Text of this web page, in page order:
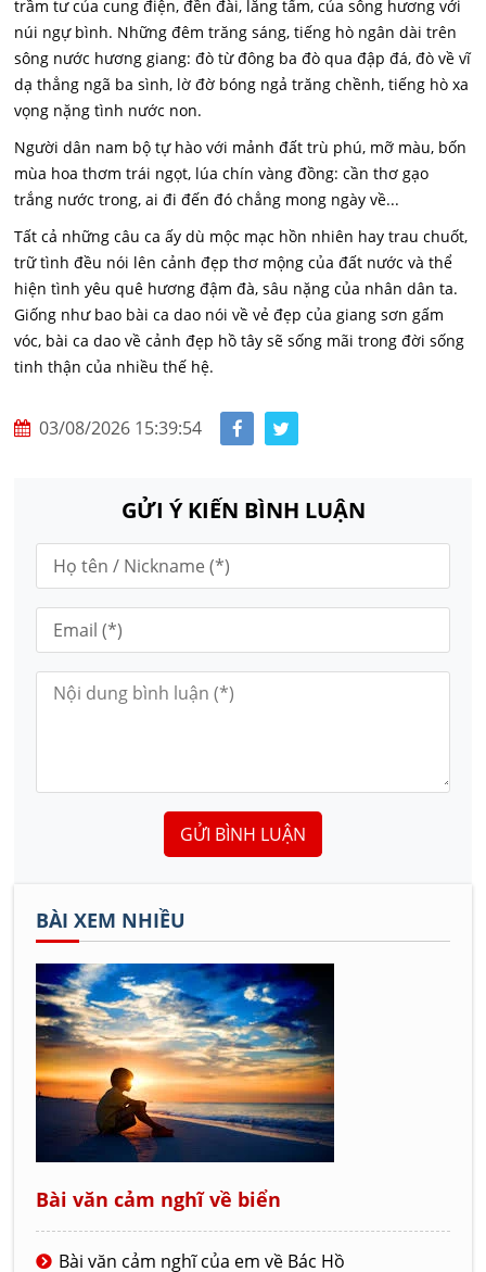
trầm tư của cung điện, đền đài, lăng tẩm, của sông hương với
núi ngự bình. Những đêm trăng sáng, tiếng hò ngân dài trên
sông nước hương giang: đò từ đông ba đò qua đập đá, đò về vĩ
dạ thẳng ngã ba sình, lờ đờ bóng ngả trăng chềnh, tiếng hò xa
vọng nặng tình nước non.
Người dân nam bộ tự hào với mảnh đất trù phú, mỡ màu, bốn
mùa hoa thơm trái ngọt, lúa chín vàng đồng: cần thơ gạo
trắng nước trong, ai đi đến đó chẳng mong ngày về...
Tất cả những câu ca ấy dù mộc mạc hồn nhiên hay trau chuốt,
trữ tình đều nói lên cảnh đẹp thơ mộng của đất nước và thể
hiện tình yêu quê hương đậm đà, sâu nặng của nhân dân ta.
Giống như bao bài ca dao nói về vẻ đẹp của giang sơn gấm
vóc, bài ca dao về cảnh đẹp hồ tây sẽ sống mãi trong đời sống
tinh thận của nhiều thế hệ.
03/08/2026 15:39:54
GỬI Ý KIẾN BÌNH LUẬN
GỬI BÌNH LUẬN
BÀI XEM NHIỀU
Bài văn cảm nghĩ về biển
Bài văn cảm nghĩ của em về Bác Hồ